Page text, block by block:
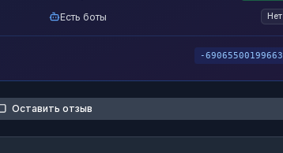
Есть боты Нет
-69065500199663
Оставить отзыв